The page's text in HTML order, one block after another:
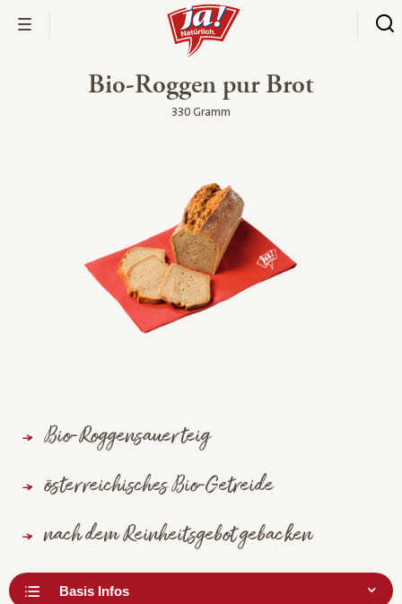
Bio-Roggen pur Brot
330 Gramm
Bio-Roggensauerteig
österreichisches Bio-Getreide
nach dem Reinheitsgebot gebacken